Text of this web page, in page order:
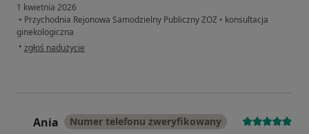
1 kwietnia 2026
• Przychodnia Rejonowa Samodzielny Publiczny ZOZ • konsultacja
ginekologiczna
• w opinii użytkownika Paulina
zgłoś nadużycie
Ania Numer telefonu zweryfikowany